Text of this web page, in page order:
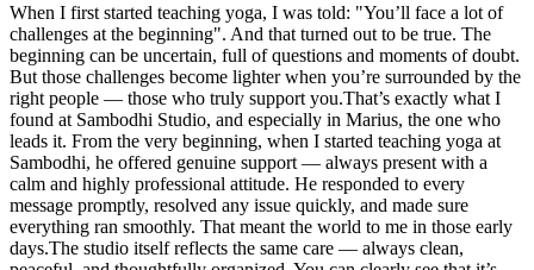
When I first started teaching yoga, I was told: "You’ll face a lot of
challenges at the beginning". And that turned out to be true. The
beginning can be uncertain, full of questions and moments of doubt.
But those challenges become lighter when you’re surrounded by the
right people — those who truly support you.That’s exactly what I
found at Sambodhi Studio, and especially in Marius, the one who
leads it. From the very beginning, when I started teaching yoga at
Sambodhi, he offered genuine support — always present with a
calm and highly professional attitude. He responded to every
message promptly, resolved any issue quickly, and made sure
everything ran smoothly. That meant the world to me in those early
days.The studio itself reflects the same care — always clean,